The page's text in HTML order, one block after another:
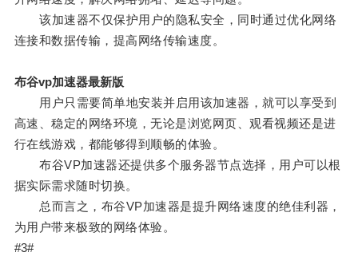
该加速器不仅保护用户的隐私安全，同时通过优化网络
连接和数据传输，提高网络传输速度。
布谷vp加速器最新版
用户只需要简单地安装并启用该加速器，就可以享受到
高速、稳定的网络环境，无论是浏览网页、观看视频还是进
行在线游戏，都能够得到顺畅的体验。
布谷VP加速器还提供多个服务器节点选择，用户可以根
据实际需求随时切换。
总而言之，布谷VP加速器是提升网络速度的绝佳利器，
为用户带来极致的网络体验。
#3#